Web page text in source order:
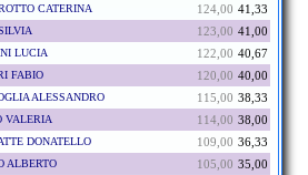
CATERINA 124,00 41,33
123,00 41,00
LUCIA 122,00 40,67
FABIO 120,00 40,00
ALESSANDRO 115,00 38,33
VALERIA 114,00 38,00
DONATELLO 109,00 36,33
ALBERTO 105,00 35,00